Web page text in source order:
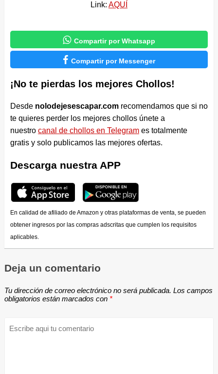
Link: AQUÍ
 Compartir por Whatsapp
 Compartir por Messenger
¡No te pierdas los mejores Chollos!
Desde nolodejesescapar.comrecomendamos que si no
te quieres perder los mejores chollos únete a
nuestro canal de chollos en Telegrames totalmente
gratis y solo publicamos las mejores ofertas.
Descarga nuestra APP
En calidad de afiliado de Amazon y otras plataformas de venta, se pueden
obtener ingresos por las compras adscritas que cumplen los requisitos
aplicables.
Deja un comentario
Tu dirección de correo electrónico no será publicada. Los campos
obligatorios están marcados con *